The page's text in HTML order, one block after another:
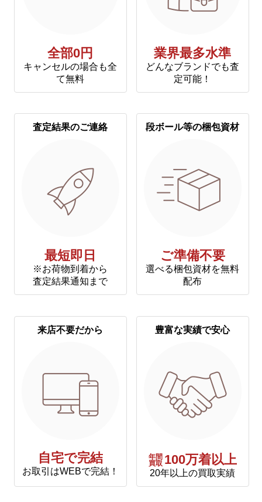
全部0円
キャンセルの場合も全
て無料
業界最多水準
どんなブランドでも査
定可能！
査定結果のご連絡
最短即日
※お荷物到着から
査定結果通知まで
段ボール等の梱包資材
ご準備不要
選べる梱包資材を無料
配布
来店不要だから
自宅で完結
お取引はWEBで完結！
豊富な実績で安心
年間
買取 100万着以上
20年以上の買取実績